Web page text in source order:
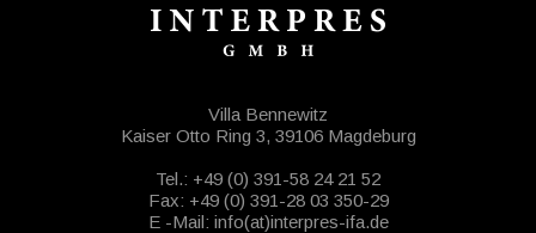
Villa Bennewitz
Kaiser Otto Ring 3, 39106 Magdeburg
Tel.: +49 (0) 391-58 24 21 52
Fax: +49 (0) 391-28 03 350-29
E -Mail: info(at)interpres-ifa.de